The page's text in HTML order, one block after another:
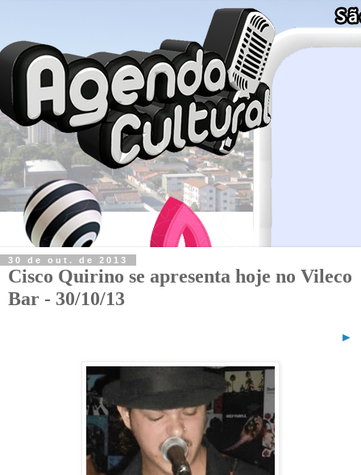
30 de out. de 2013
Cisco Quirino se apresenta hoje no Vileco
Bar - 30/10/13
►